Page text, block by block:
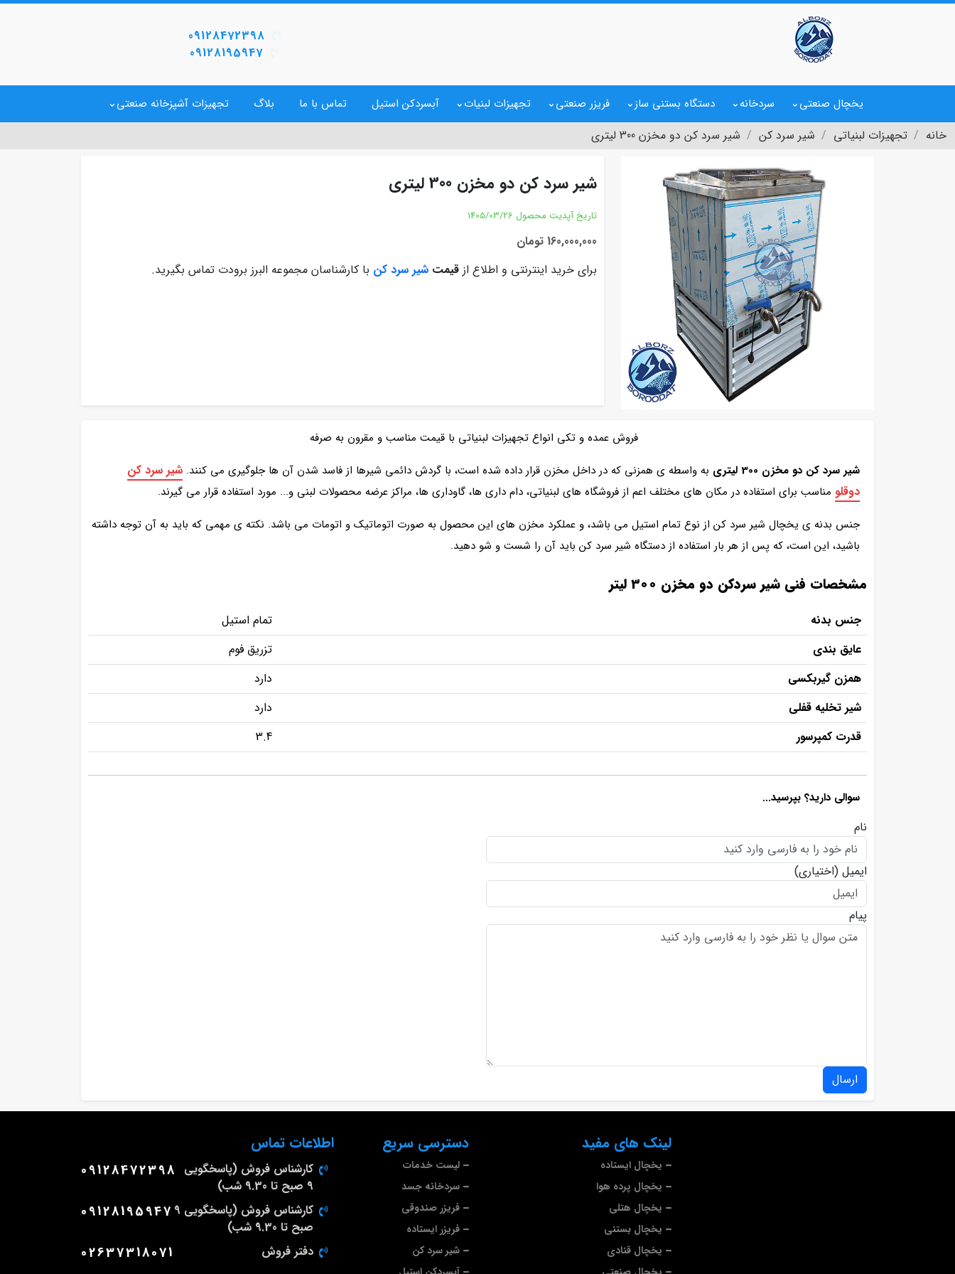
09128472398
09128195947
یخچال صنعتی سردخانه دستگاه بستنی ساز فریزر صنعتی تجهیزات لبنیات آبسردکن استیل تماس با ما بلاگ تجهیزات آشپزخانه صنعتی
خانه تجهیزات لبنیاتی شیر سرد کن شیر سرد کن دو مخزن 300 لیتری
شیر سرد کن دو مخزن 300 لیتری
تاریخ آپدیت محصول 1405/03/26
160,000,000 تومان
برای خرید اینترنتی و اطلاع از قیمت شیر سرد کن با کارشناسان مجموعه البرز برودت تماس بگیرید.
فروش عمده و تکی انواع تجهیزات لبنیاتی با قیمت مناسب و مقرون به صرفه
شیر سرد کن دو مخزن 300 لیتری
به واسطه ی همزنی که در داخل مخزن قرار داده شده است، با گردش دائمی شیرها از فاسد شدن آن ها جلوگیری می کنند. شیر سرد کن
دوقلو مناسب برای استفاده در مکان های مختلف اعم از فروشگاه های لبنیاتی، دام داری ها، گاوداری ها، مراکز عرضه محصولات لبنی و... مورد استفاده قرار می گیرند.
جنس بدنه ی یخچال شیر سرد کن از نوع تمام استیل می باشد، و عملکرد مخزن های این محصول به صورت اتوماتیک و اتومات می باشد. نکته ی مهمی که باید به آن توجه داشته
باشید، این است، که پس از هر بار استفاده از دستگاه شیر سرد کن باید آن را شست و شو دهید.
مشخصات فنی شیر سردکن دو مخزن 300 لیتر
جنس بدنه
تمام استیل
عایق بندی
تزریق فوم
همزن گیربکسی
دارد
شیر تخلیه قفلی
دارد
قدرت کمپرسور
3.4
سوالی دارید؟ بپرسید...
نام
ایمیل (اختیاری)
پیام
ارسال
لینک های مفید
یخچال ایستاده
یخچال پرده هوا
یخچال هتلی
یخچال بستنی
یخچال قنادی
دسترسی سریع
لیست خدمات
سردخانه جسد
فریزر صندوقی
فریزر ایستاده
شیر سرد کن
اطلاعات تماس
کارشناس فروش (پاسخگویی
9 صبح تا 9.30 شب)
09128472398
کارشناس فروش (پاسخگویی 9
صبح تا 9.30 شب)
09128195947
دفتر فروش 02637318071